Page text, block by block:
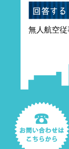
無人航空